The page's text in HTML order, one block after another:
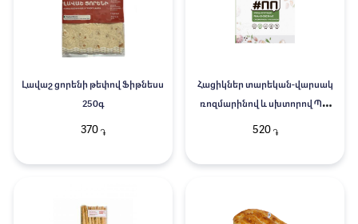
Լավաշ ցորենի թեփով Ֆիթնեսս
250գ
370֏
Հացիկներ տարեկան-վարսակ
ռոզմարինով և սխտորով ՊՊ
100գ
520֏